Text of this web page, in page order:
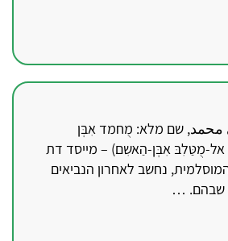
محمد, שם מלא: מֻחמד אִבְּן
מֻטַּלִבּ אִבְּן-הַאשִם) – מייסד דת
נחשב לאחרון הנביאים
שבהם. …